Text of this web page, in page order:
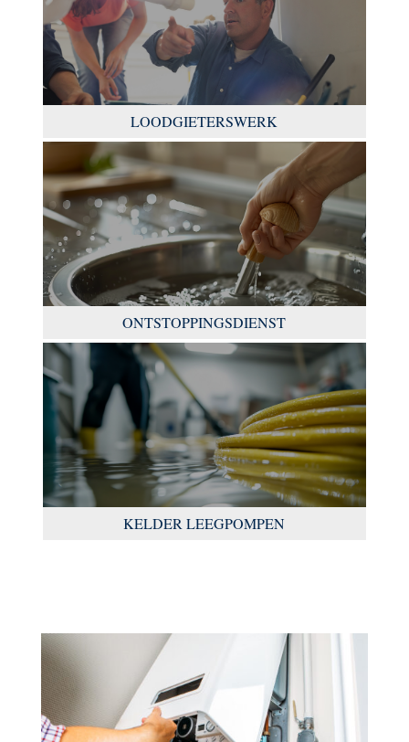
LOODGIETERSWERK
ONTSTOPPINGSDIENST
KELDER LEEGPOMPEN